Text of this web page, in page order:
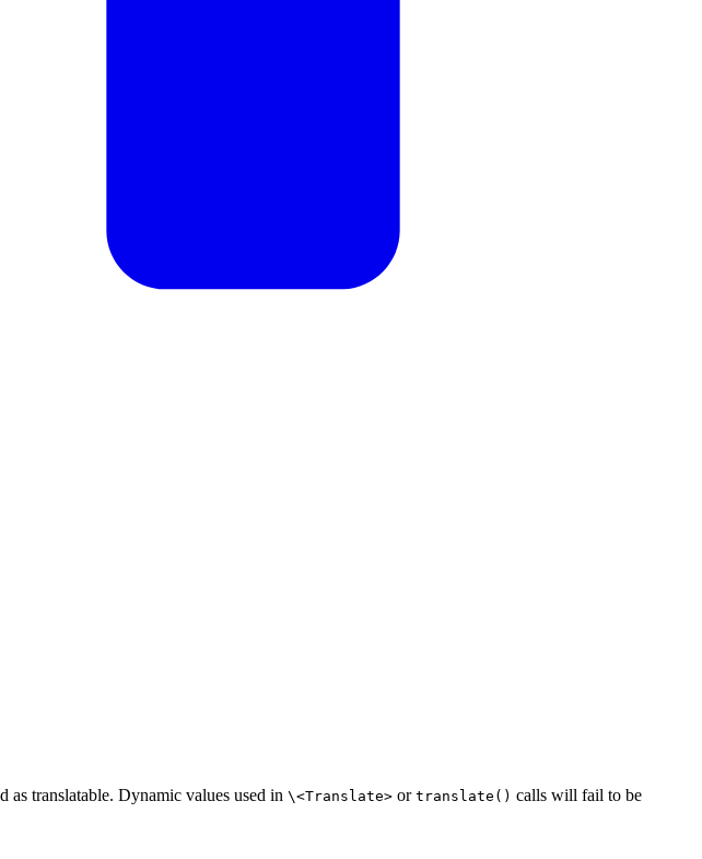
as translatable. Dynamic values used in \<Translate> or translate() calls will fail to be